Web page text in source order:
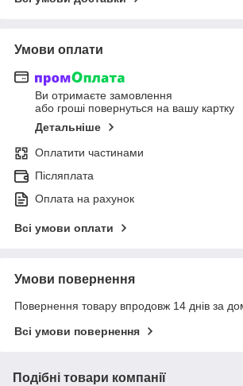
Умови оплати
Ви отримаєте замовлення
або гроші повернуться на вашу картку
Детальніше
Оплатити частинами
Післяплата
Оплата на рахунок
Всі умови оплати
Умови повернення
Повернення товару впродовж 14 днів за
Всі умови повернення
Подібні товари компанії